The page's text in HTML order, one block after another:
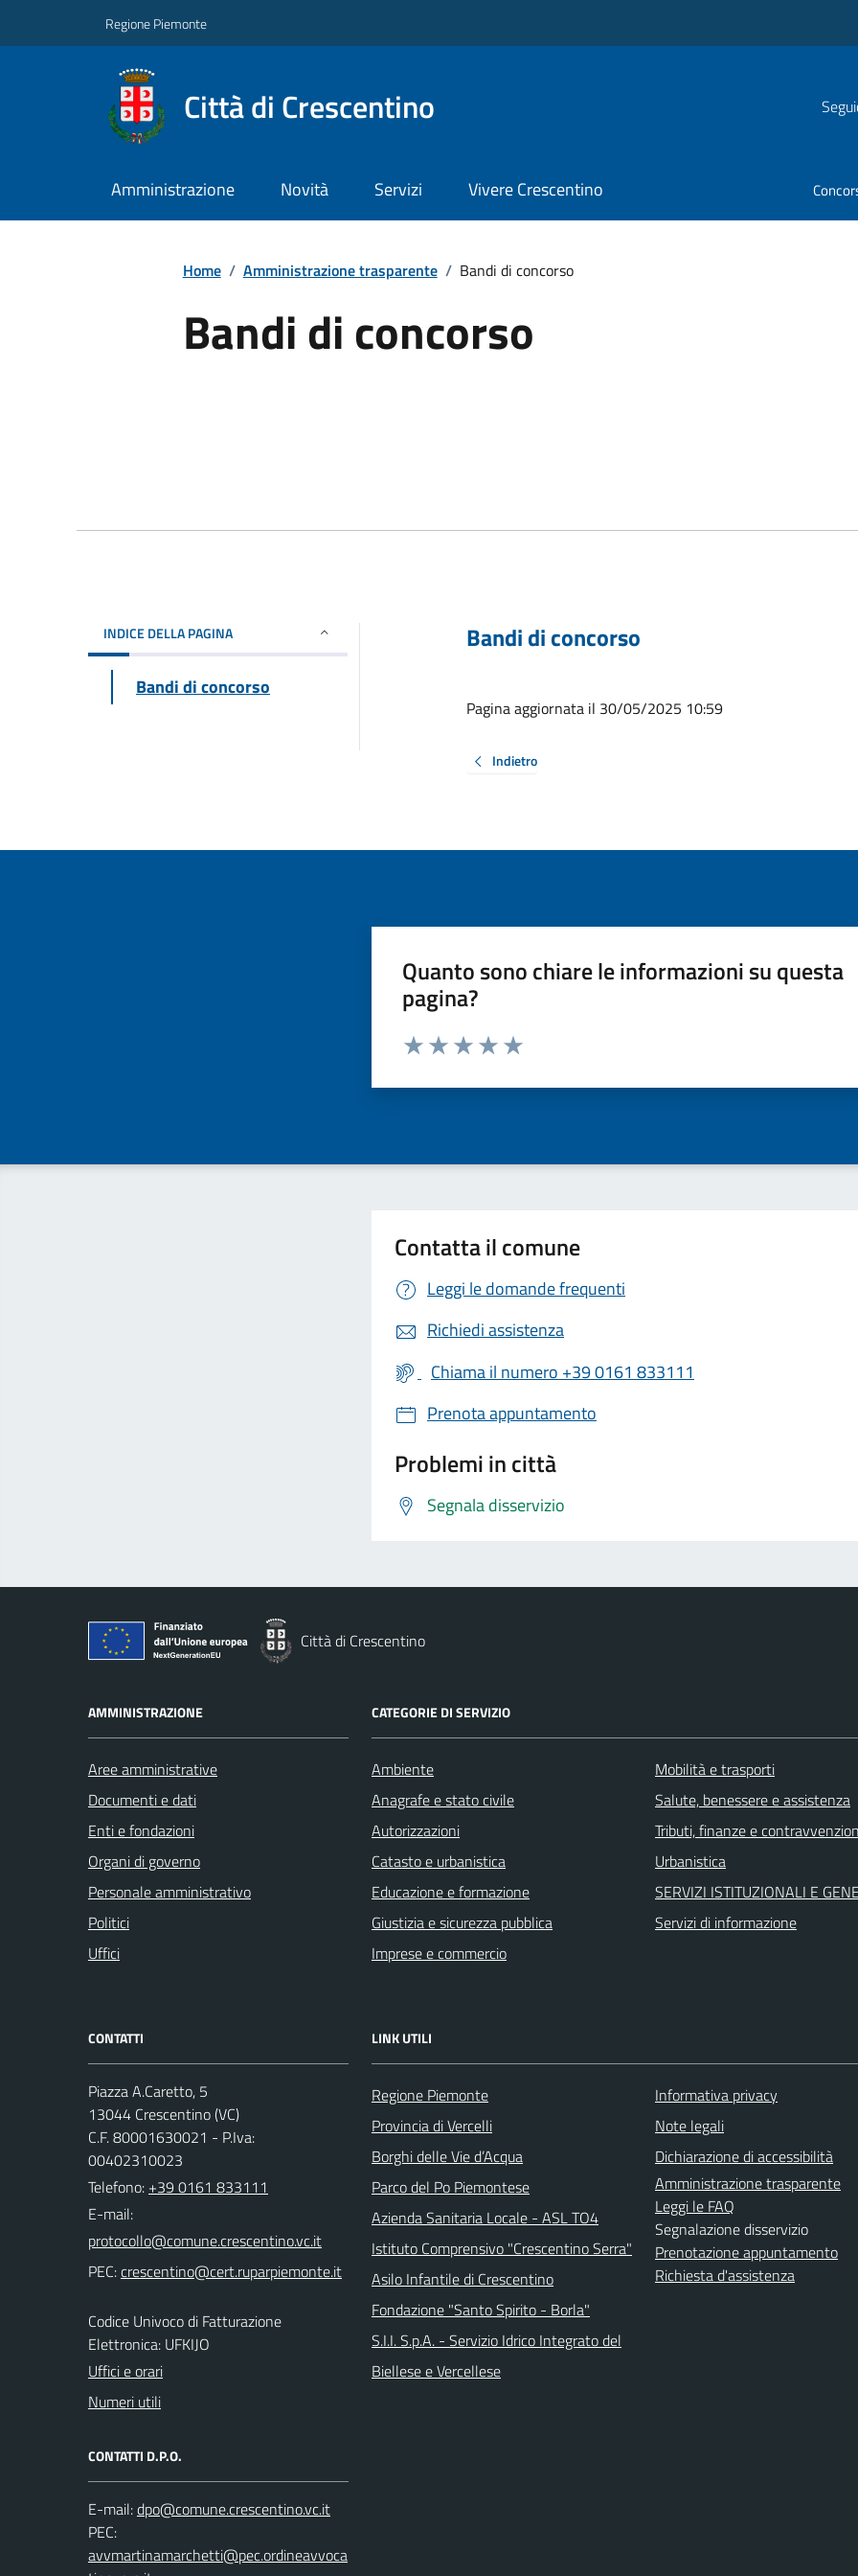
Regione Piemonte
Città di Crescentino
Amministrazione Novità Servizi Vivere Crescentino
Home / Amministrazione trasparente / Bandi di concorso
Bandi di concorso
INDICE DELLA PAGINA
Bandi di concorso
Bandi di concorso
Pagina aggiornata il 30/05/2025 10:59
Indietro
Quanto sono chiare le informazioni su questa
pagina?
Valuta da 1 a 5 stelle la pagina
Contatta il comune
Leggi le domande frequenti
Richiedi assistenza
Chiama il numero +39 0161 833111
Prenota appuntamento
Problemi in città
Segnala disservizio
Città di Crescentino
AMMINISTRAZIONE
Aree amministrative
Documenti e dati
Enti e fondazioni
Organi di governo
Personale amministrativo
Politici
Uffici
CATEGORIE DI SERVIZIO
Ambiente
Anagrafe e stato civile
Autorizzazioni
Catasto e urbanistica
Educazione e formazione
Giustizia e sicurezza pubblica
Imprese e commercio
Mobilità e trasporti
Salute, benessere e assistenza
Tributi, finanze e
Urbanistica
SERVIZI ISTITUZIONALI E
Servizi di informazione
CONTATTI
Piazza A.Caretto, 5
13044 Crescentino (VC)
C.F. 80001630021 - P.Iva:
00402310023
Telefono: +39 0161 833111
E-mail:
PEC:
Codice Univoco di Fatturazione
Elettronica: UFKIJO
Uffici e orari
Numeri utili
CONTATTI D.P.O.
E-mail:
PEC:
LINK UTILI
Regione Piemonte
Provincia di Vercelli
Borghi delle Vie d’Acqua
Parco del Po Piemontese
Azienda Sanitaria Locale - ASL TO4
Istituto Comprensivo "Crescentino Serra"
Asilo Infantile di Crescentino
Fondazione "Santo Spirito - Borla"
S.I.I. S.p.A. - Servizio Idrico Integrato del
Biellese e Vercellese
Informativa privacy
Note legali
Dichiarazione di accessibilità
Amministrazione trasparente
Leggi le FAQ
Segnalazione disservizio
Prenotazione appuntamento
Richiesta d'assistenza